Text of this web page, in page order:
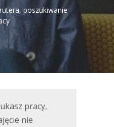
, poszukiwanie
pracy,
nie